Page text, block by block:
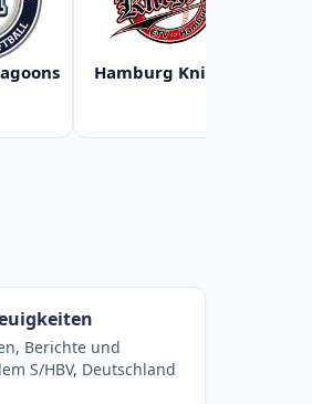
Hamburg Knights
Berichte und
S/HBV, Deutschland